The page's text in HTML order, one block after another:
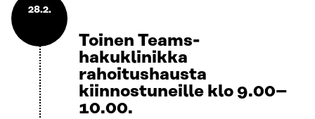
28.2.
Toinen Teams-
hakuklinikka
rahoitushausta
kiinnostuneille klo 9.00–
10.00.